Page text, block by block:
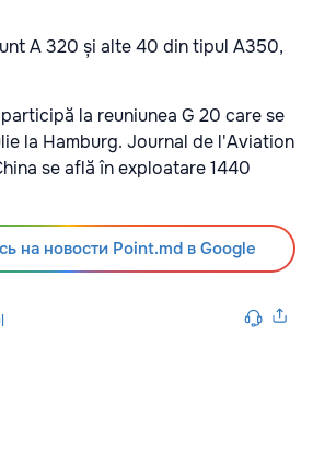
A 320 și alte 40 din tipul A350,
la reuniunea G 20 care se
la Hamburg. Journal de l'Aviation
se află în exploatare 1440
на новости Point.md в Google